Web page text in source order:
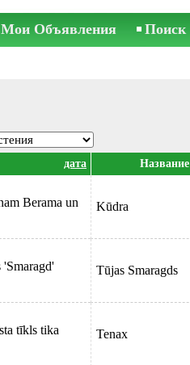
Мои Объявления Поиск
дата Название
Berama un
Kūdra
'Smaragd'
Tūjas Smaragds
tīkls tika
Tenax